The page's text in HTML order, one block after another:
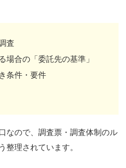
査
場合の「委託先の基準」
条件・要件
なので、調査票・調査体制のル
整理されています。